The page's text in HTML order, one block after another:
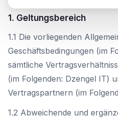
Technik · Betreuung ·
Telefon
06232 8590800
1. Geltungsbereich
1.1 Die vorliegenden
Geschäftsbedingungen (im
sämtliche
(im Folgenden: Dzengel IT)
Vertragspartnern (im
1.2 Abweichende und